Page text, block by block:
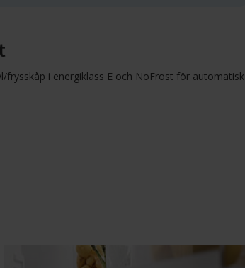
frysskåp i energiklass E och NoFrost för automatisk